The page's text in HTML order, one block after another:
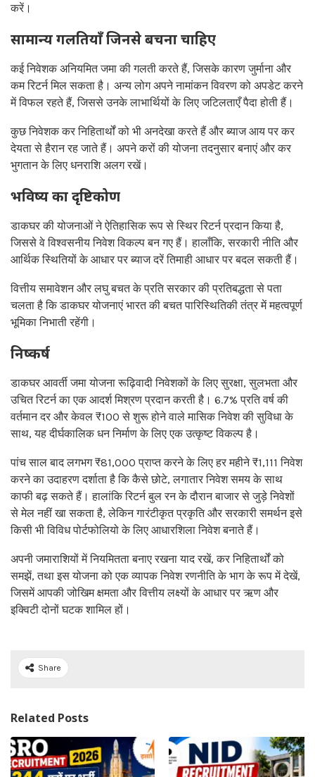
करें।
सामान्य गलतियाँ जिनसे बचना चाहिए
कई निवेशक अनियमित जमा की गलती करते हैं, जिसके कारण जुर्माना और
कम रिटर्न मिल सकता है। अन्य लोग अपने नामांकन विवरण को अपडेट करने
में विफल रहते हैं, जिससे उनके लाभार्थियों के लिए जटिलताएँ पैदा होती हैं।
कुछ निवेशक कर निहितार्थों को भी अनदेखा करते हैं और ब्याज आय पर कर
देयता से हैरान रह जाते हैं। अपने करों की योजना तदनुसार बनाएं और कर
भुगतान के लिए धनराशि अलग रखें।
भविष्य का दृष्टिकोण
डाकघर की योजनाओं ने ऐतिहासिक रूप से स्थिर रिटर्न प्रदान किया है,
जिससे वे विश्वसनीय निवेश विकल्प बन गए हैं। हालाँकि, सरकारी नीति और
आर्थिक स्थितियों के आधार पर ब्याज दरें तिमाही आधार पर बदल सकती हैं।
वित्तीय समावेशन और लघु बचत के प्रति सरकार की प्रतिबद्धता से पता
चलता है कि डाकघर योजनाएं भारत की बचत पारिस्थितिकी तंत्र में महत्वपूर्ण
भूमिका निभाती रहेंगी।
निष्कर्ष
डाकघर आवर्ती जमा योजना रूढ़िवादी निवेशकों के लिए सुरक्षा, सुलभता और
उचित रिटर्न का एक आदर्श मिश्रण प्रदान करती है। 6.7% प्रति वर्ष की
वर्तमान दर और केवल ₹100 से शुरू होने वाले मासिक निवेश की सुविधा के
साथ, यह दीर्घकालिक धन निर्माण के लिए एक उत्कृष्ट विकल्प है।
पांच साल बाद लगभग ₹81,000 प्राप्त करने के लिए हर महीने ₹1,111 निवेश
करने का उदाहरण दर्शाता है कि कैसे छोटे, लगातार निवेश समय के साथ
काफी बढ़ सकते हैं। हालांकि रिटर्न बुल रन के दौरान बाजार से जुड़े निवेशों
से मेल नहीं खा सकता है, लेकिन गारंटीकृत प्रकृति और सरकारी समर्थन इसे
किसी भी विविध पोर्टफोलियो के लिए आधारशिला निवेश बनाते हैं।
अपनी जमाराशियों में नियमितता बनाए रखना याद रखें, कर निहितार्थों को
समझें, तथा इस योजना को एक व्यापक निवेश रणनीति के भाग के रूप में देखें,
जिसमें आपकी जोखिम क्षमता और वित्तीय लक्ष्यों के आधार पर ऋण और
इक्विटी दोनों घटक शामिल हों।
Share
Related Posts